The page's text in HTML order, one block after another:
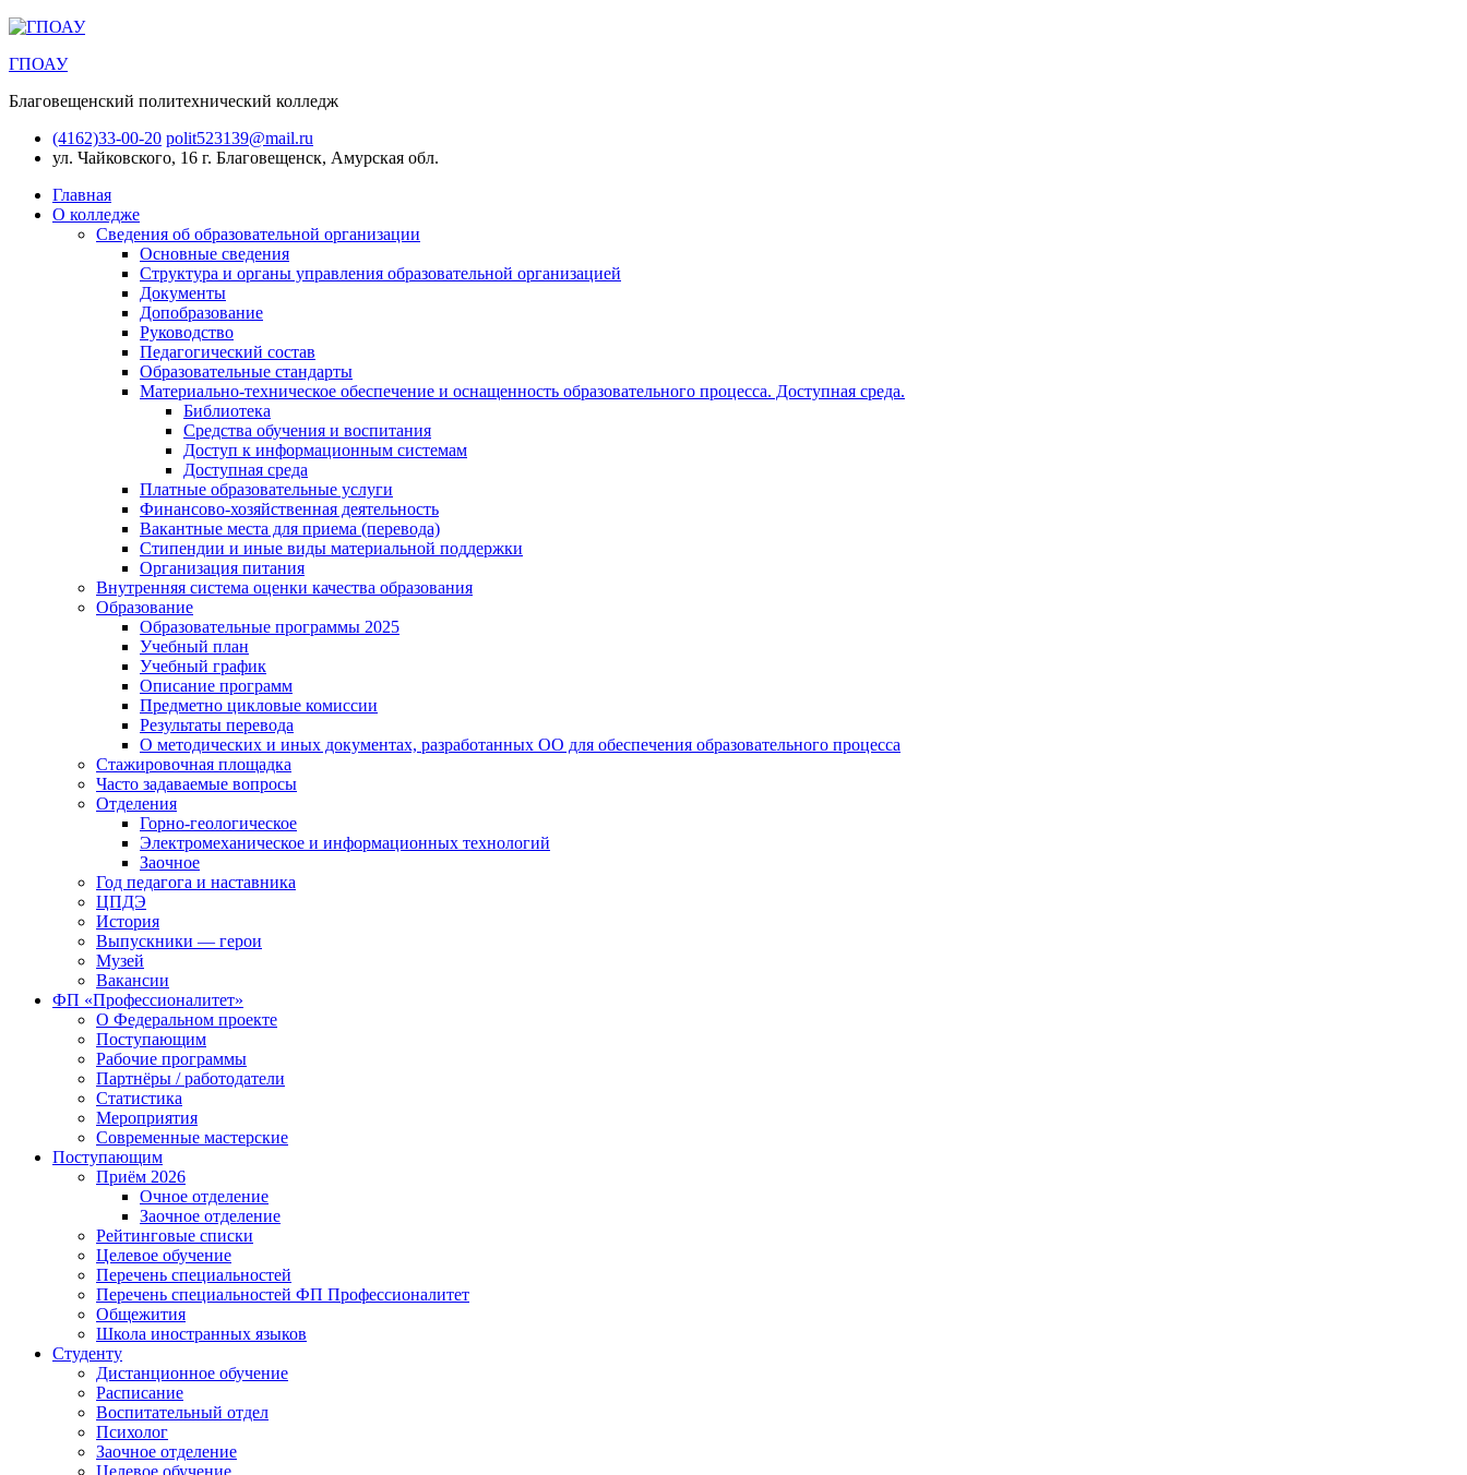
ГПОАУ
Благовещенский политехнический колледж
(4162)33-00-20 polit523139@mail.ru
ул. Чайковского, 16 г. Благовещенск, Амурская обл.
Главная
О колледже
Сведения об образовательной организации
Основные сведения
Структура и органы управления образовательной организацией
Документы
Допобразование
Руководство
Педагогический состав
Образовательные стандарты
Материально-техническое обеспечение и оснащенность образовательного процесса. Доступная среда.
Библиотека
Средства обучения и воспитания
Доступ к информационным системам
Доступная среда
Платные образовательные услуги
Финансово-хозяйственная деятельность
Вакантные места для приема (перевода)
Стипендии и иные виды материальной поддержки
Организация питания
Внутренняя система оценки качества образования
Образование
Образовательные программы 2025
Учебный план
Учебный график
Описание программ
Предметно цикловые комиссии
Результаты перевода
О методических и иных документах, разработанных ОО для обеспечения образовательного процесса
Стажировочная площадка
Часто задаваемые вопросы
Отделения
Горно-геологическое
Электромеханическое и информационных технологий
Заочное
Год педагога и наставника
ЦПДЭ
История
Выпускники — герои
Музей
Вакансии
ФП «Профессионалитет»
О Федеральном проекте
Поступающим
Рабочие программы
Партнёры / работодатели
Статистика
Мероприятия
Современные мастерские
Поступающим
Приём 2026
Очное отделение
Заочное отделение
Рейтинговые списки
Целевое обучение
Перечень специальностей
Перечень специальностей ФП Профессионалитет
Общежития
Школа иностранных языков
Студенту
Дистанционное обучение
Расписание
Воспитательный отдел
Психолог
Заочное отделение
Целевое обучение